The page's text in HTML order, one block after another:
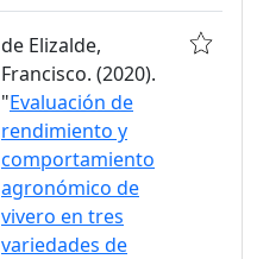
de Elizalde,
Francisco. (2020).
"Evaluación de
rendimiento y
comportamiento
agronómico de
vivero en tres
variedades de